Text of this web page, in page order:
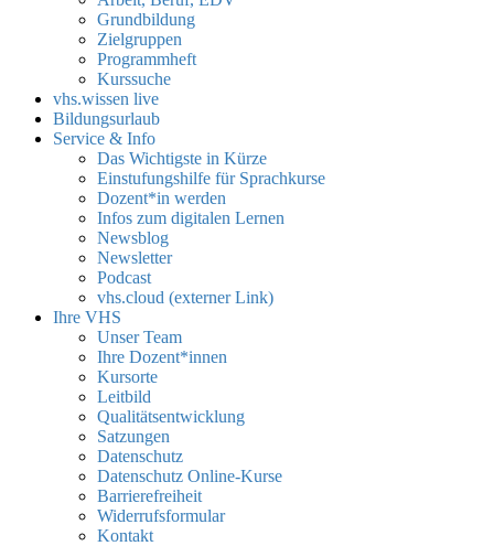
Grundbildung
Zielgruppen
Programmheft
Kurssuche
vhs.wissen live
Bildungsurlaub
Service & Info
Das Wichtigste in Kürze
Einstufungshilfe für Sprachkurse
Dozent*in werden
Infos zum digitalen Lernen
Newsblog
Newsletter
Podcast
vhs.cloud (externer Link)
Ihre VHS
Unser Team
Ihre Dozent*innen
Kursorte
Leitbild
Qualitätsentwicklung
Satzungen
Datenschutz
Datenschutz Online-Kurse
Barrierefreiheit
Widerrufsformular
Kontakt